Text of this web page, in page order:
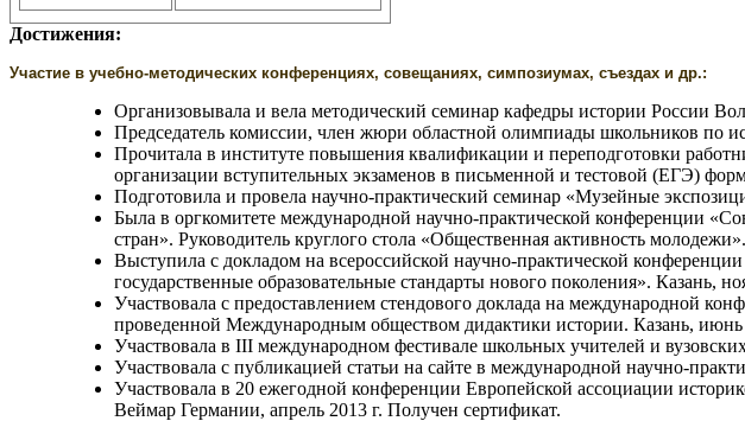
Достижения:
Участие в учебно-методических конференциях, совещаниях, симпозиумах, съездах и др.:
Организовывала и вела методический семинар кафедры истории России
Председатель комиссии, член жюри областной олимпиады школьников по
Прочитала в институте повышения квалификации и переподготовки
организации вступительных экзаменов в письменной и тестовой (ЕГЭ)
Подготовила и провела научно-практический семинар «Музейные
Была в оргкомитете международной научно-практической конференции
стран». Руководитель круглого стола «Общественная активность
Выступила с докладом на всероссийской научно-практической
государственные образовательные стандарты нового поколения». Казань,
Участвовала с предоставлением стендового доклада на международной
проведенной Международным обществом дидактики истории. Казань,
Участвовала в III международном фестивале школьных учителей и
Участвовала с публикацией статьи на сайте в международной научно-
Участвовала в 20 ежегодной конференции Европейской ассоциации
Веймар Германии, апрель 2013 г. Получен сертификат.